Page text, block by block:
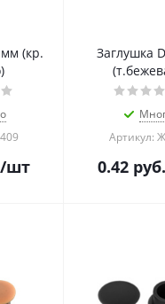
(кр.
/шт
Заглушка
Артикул:
0.42